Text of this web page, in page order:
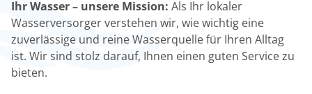
Ihr Wasser – unsere Mission: Als Ihr lokaler
Wasserversorger verstehen wir, wie wichtig eine
zuverlässige und reine Wasserquelle für Ihren Alltag
ist. Wir sind stolz darauf, Ihnen einen guten Service zu
bieten.